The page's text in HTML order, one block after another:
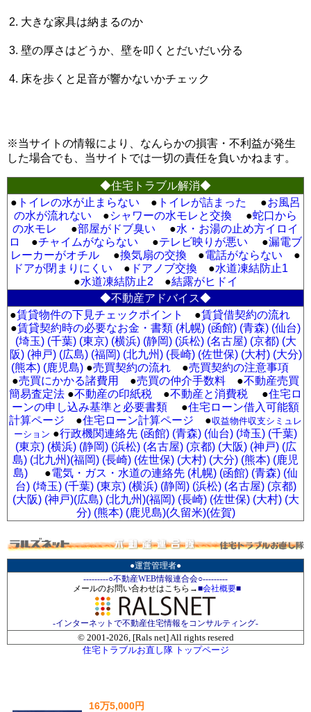
大きな家具は納まるのか
壁の厚さはどうか、壁を叩くとだいだい分る
床を歩くと足音が響かないかチェック
※当サイトの情報により、なんらかの損害・不利益が発生
した場合でも、当サイトでは一切の責任を負いかねます。
◆住宅トラブル解消◆
● トイレの水が止まらない ● トイレが詰まった ●お風呂
の水が流れない ●シャワーの水モレと交換 ●蛇口から
の水モレ
●部屋がドブ臭い ●水・お湯の止め方イロイ
ロ
●チャイムがならない ●テレビ映りが悪い ●漏電ブ
レーカーがオチル ●換気扇の交換 ●電話がならない ●
ドアが閉まりにくい ● ドアノブ交換 ●水道凍結防止1
●水道凍結防止2 ●結露がヒドイ
◆不動産アドバイス◆
●賃貸物件の下見チェックポイント ●賃貸借契約の流れ
●賃貸契約時の必要なお金・書類 (札幌) (函館) (青森) (仙台)
(埼玉) (千葉) (東京) (横浜) (静岡) (浜松) (名古屋) (京都) (大
阪) (神戸) (広島) (福岡) (北九州) (長崎) (佐世保) (大村) (大分)
(熊本) (鹿児島) ●売買契約の流れ ●売買契約の注意事項
●売買にかかる諸費用 ●売買の仲介手数料 ●不動産売買
簡易査定法 ●不動産の印紙税 ●不動産と消費税 ●住宅ロ
ーンの申し込み基準と必要書類 ●住宅ローン借入可能額
計算ページ ●住宅ローン計算ページ ●収益物件収支シミュレ
ーション ●行政機関連絡先 (函館) (青森) (仙台) (埼玉) (千葉)
(東京) (横浜) (静岡) (浜松) (名古屋) (京都) (大阪) (神戸) (広
島) (北九州)(福岡) (長崎) (佐世保) (大村) (大分) (熊本) (鹿児
島) ●電気・ガス・水道の連絡先 (札幌) (函館) (青森) (仙
台) (埼玉) (千葉) (東京) (横浜) (静岡) (浜松) (名古屋) (京都)
(大阪) (神戸)(広島) (北九州)(福岡) (長崎) (佐世保) (大村) (大
分) (熊本) (鹿児島)(久留米)(佐賀)
●運営管理者●
---------○不動産WEB情報連合会○---------
メールのお問い合わせはこちら→■会社概要■
-インターネットで不動産住宅情報をコンサルティング-
© 2001-2026, [Rals net] All rights resered
住宅トラブルお直し隊 トップページ
16万5,000円